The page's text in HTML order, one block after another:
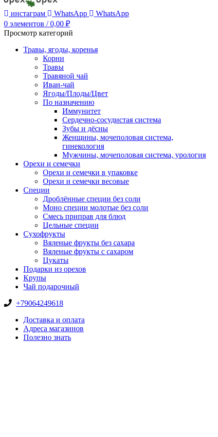
инстаграм WhatsApp
WhatsApp
0 элементов / 0,00 ₽
Просмотр категорий
Травы, ягоды, коренья
Корни
Травы
Травяной чай
Иван-чай
Ягоды/Плоды/Цвет
По назначению
Иммунитет
Сердечно-сосудистая система
Зубы и дёсны
Женщины, мочеполовая система,
гинекология
Мужчины, мочеполовая система, урология
Орехи и семечки
Орехи и семечки в упаковке
Орехи и семечки весовые
Специи
Дроблённые специи без соли
Моно специи молотые без соли
Смесь приправ для блюд
Цельные специи
Сухофрукты
Вяленые фрукты без сахара
Вяленые фрукты с сахаром
Цукаты
Подарки из орехов
Крупы
Чай подарочный
+79064249618
Доставка и оплата
Адреса магазинов
Полезно знать